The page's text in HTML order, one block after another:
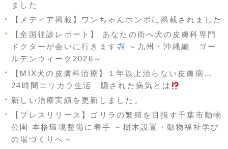
ました
【メディア掲載】ワンちゃんホンポに掲載されました
【全国往診レポート】 あなたの街へ犬の皮膚科専門
ドクターが会いに行きます
～九州・沖縄編 ゴー
ルデンウィーク2026～
【MIX犬の皮膚科治療】１年以上治らない皮膚病…
24時間エリカラ生活 隠された病気とは
新しい治療実績を更新しました。
【プレスリリース】ゴリラの繁殖を目指す千葉市動物
公園 本格環境整備に着手 ～樹木設置・動物福祉学び
の場づくりへ～